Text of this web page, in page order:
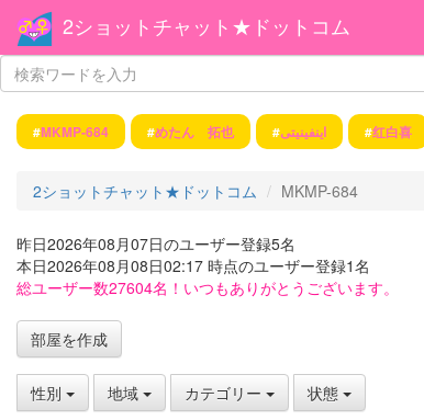
2ショットチャット★ドットコム
#MKMP-684 #めたん 拓也 #اینفینیتی #红白喜
2ショットチャット★ドットコム MKMP-684
昨日2026年08月07日のユーザー登録5名
本日2026年08月08日02:17 時点のユーザー登録1名
総ユーザー数27604名！いつもありがとうございます。
部屋を作成
性別 地域 カテゴリー 状態